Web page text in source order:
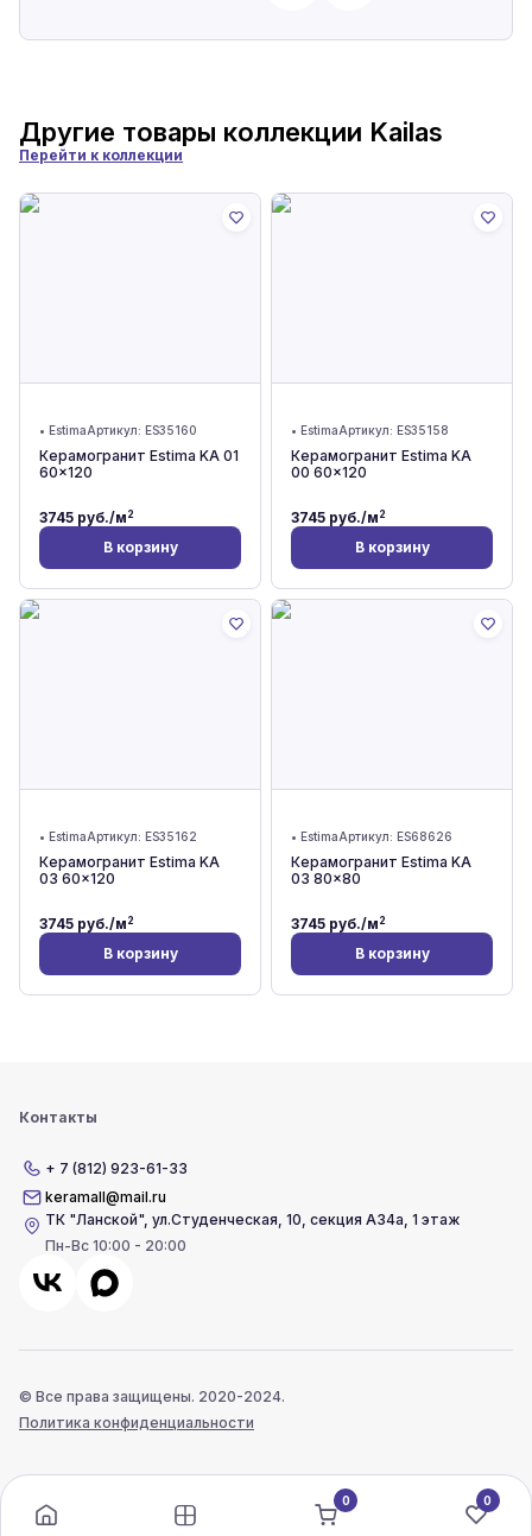
Другие товары коллекции Kailas
Перейти к коллекции
• EstimaАртикул: ES35160
Керамогранит Estima KA 01
60x120
3745 руб./м2
В корзину
• EstimaАртикул: ES35158
Керамогранит Estima KA
00 60x120
3745 руб./м2
В корзину
• EstimaАртикул: ES35162
Керамогранит Estima KA
03 60x120
3745 руб./м2
В корзину
• EstimaАртикул: ES68626
Керамогранит Estima KA
03 80x80
3745 руб./м2
В корзину
Контакты
+ 7 (812) 923-61-33
keramall@mail.ru
ТК "Ланской",ул.Студенческая, 10, секция А34а, 1 этаж
Пн-Вс 10:00 - 20:00
© Все права защищены. 2020-2024.
Политика конфиденциальности
0 0